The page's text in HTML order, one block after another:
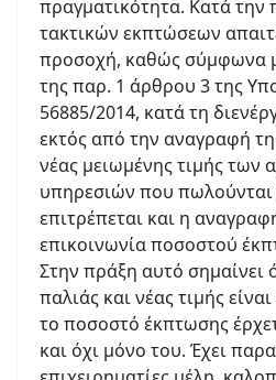
πραγματικότητα. Κατά την
τακτικών εκπτώσεων
προσοχή, καθώς σύμφωνα
της παρ. 1 άρθρου 3 της
56885/2014, κατά τη
εκτός από την αναγραφή
νέας μειωμένης τιμής των
υπηρεσιών που
επιτρέπεται και η
επικοινωνία ποσοστού
Στην πράξη αυτό σημαίνει
παλιάς και νέας τιμής
το ποσοστό έκπτωσης
και όχι μόνο του. Έχει